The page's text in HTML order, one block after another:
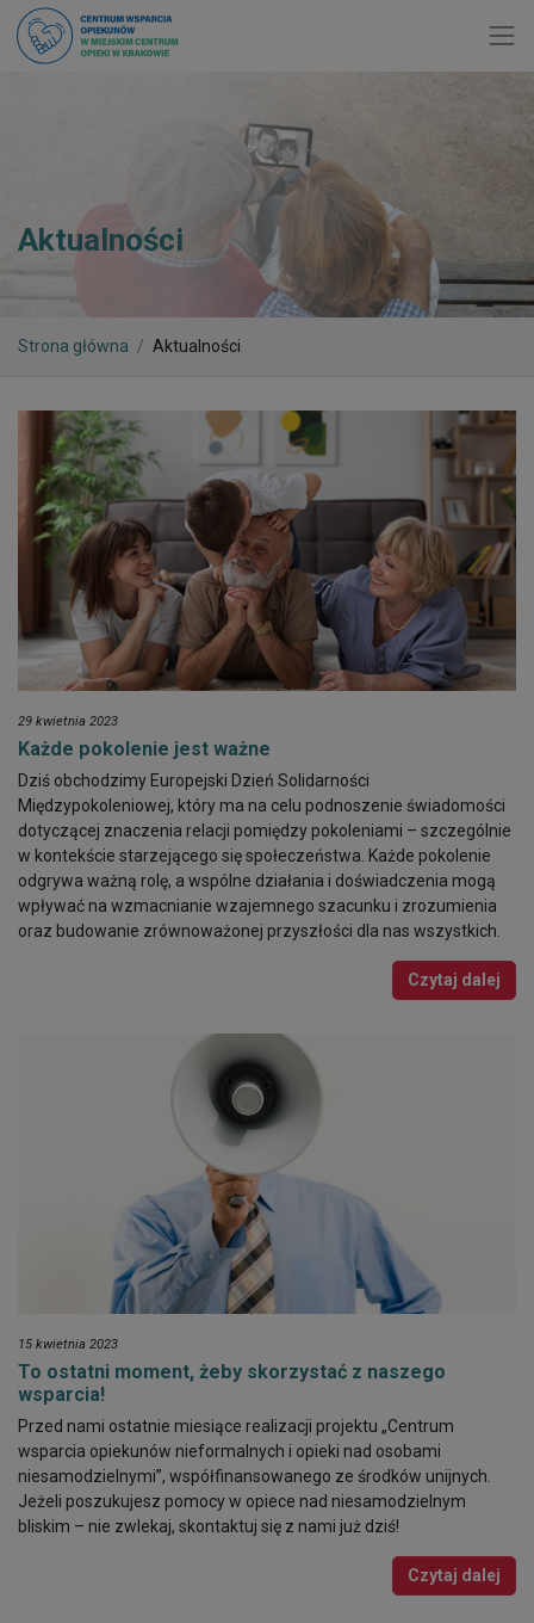
Aktualności
Strona główna Aktualności
29 kwietnia 2023
Każde pokolenie jest ważne
Dziś obchodzimy Europejski Dzień Solidarności
Międzypokoleniowej, który ma na celu podnoszenie świadomości
dotyczącej znaczenia relacji pomiędzy pokoleniami – szczególnie
w kontekście starzejącego się społeczeństwa. Każde pokolenie
odgrywa ważną rolę, a wspólne działania i doświadczenia mogą
wpływać na wzmacnianie wzajemnego szacunku i zrozumienia
oraz budowanie zrównoważonej przyszłości dla nas wszystkich.
Czytaj dalej
15 kwietnia 2023
To ostatni moment, żeby skorzystać z naszego
wsparcia!
Przed nami ostatnie miesiące realizacji projektu „Centrum
wsparcia opiekunów nieformalnych i opieki nad osobami
niesamodzielnymi”, współfinansowanego ze środków unijnych.
Jeżeli poszukujesz pomocy w opiece nad niesamodzielnym
bliskim – nie zwlekaj, skontaktuj się z nami już dziś!
Czytaj dalej